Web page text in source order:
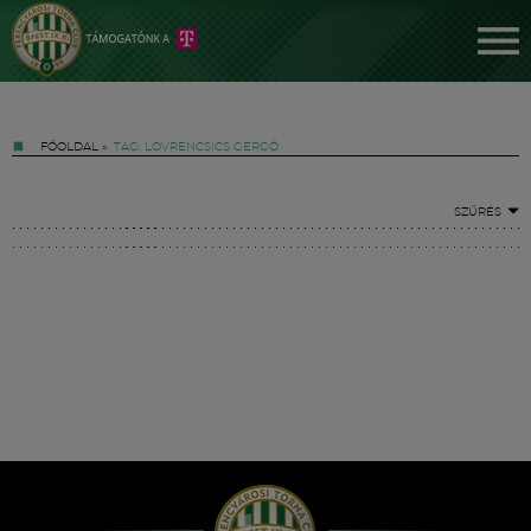
FŐOLDAL » TAG: LOVRENCSICS GERGŐ
SZŰRÉS
Hírek